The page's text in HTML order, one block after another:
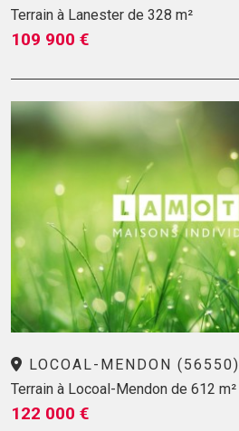
Terrain à Lanester de 328 m²
109 900 €
LOCOAL-MENDON (56550)
Terrain à Locoal-Mendon de 612 m²
122 000 €